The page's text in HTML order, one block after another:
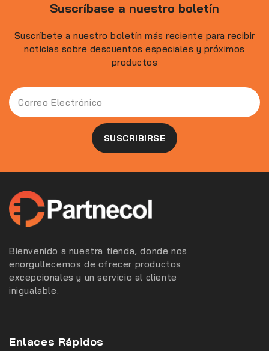
Suscríbase a nuestro boletín
Suscríbete a nuestro boletín más reciente para recibir
noticias sobre descuentos especiales y próximos
productos
Bienvenido a nuestra tienda, donde nos
enorgullecemos de ofrecer productos
excepcionales y un servicio al cliente
inigualable.
Enlaces Rápidos